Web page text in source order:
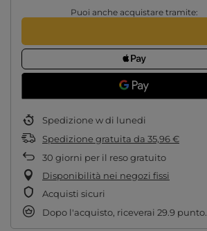
Puoi anche acquistare tramite:
Spedizione w di lunedi
Spedizione gratuita da 35,96 €
30 giorni per il reso gratuito
Disponibilità nei negozi fissi
Acquisti sicuri
Dopo l'acquisto, riceverai 29.9 punto.